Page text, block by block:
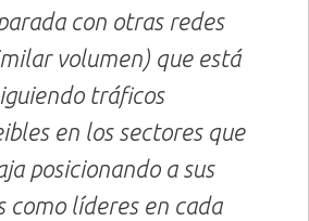
con otras redes
volumen) que está
tráficos
en los sectores que
posicionando a sus
como líderes en cada